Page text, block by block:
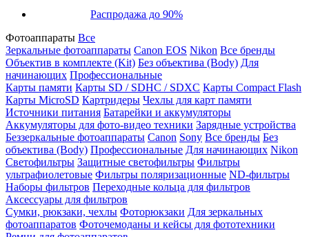
Распродажа до 90%
Фотоаппараты Все
Зеркальные фотоаппараты Canon EOS Nikon Все бренды
Объектив в комплекте (Kit) Без объектива (Body) Для
начинающих Профессиональные
Карты памяти Карты SD / SDHC / SDXC Карты Compact Flash
Карты MicroSD Картридеры Чехлы для карт памяти
Источники питания Батарейки и аккумуляторы
Аккумуляторы для фото-видео техники Зарядные устройства
Беззеркальные фотоаппараты Canon Sony Все бренды Без
объектива (Body) Профессиональные Для начинающих Nikon
Светофильтры Защитные светофильтры Фильтры
ультрафиолетовые Фильтры поляризационные ND-фильтры
Наборы фильтров Переходные кольца для фильтров
Аксессуары для фильтров
Сумки, рюкзаки, чехлы Фоторюкзаки Для зеркальных
фотоаппаратов Фоточемоданы и кейсы для фототехники